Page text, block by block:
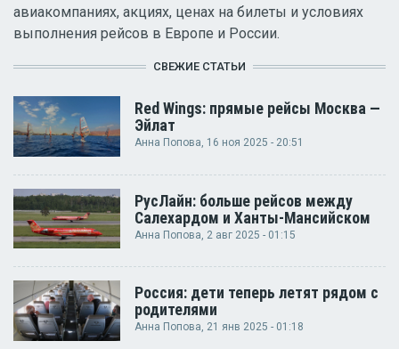
авиакомпаниях, акциях, ценах на билеты и условиях
выполнения рейсов в Европе и России.
СВЕЖИЕ СТАТЬИ
Red Wings: прямые рейсы Москва —
Эйлат
Анна Попова, 16 ноя 2025 - 20:51
РусЛайн: больше рейсов между
Салехардом и Ханты-Мансийском
Анна Попова , 2 авг 2025 - 01:15
Россия: дети теперь летят рядом с
родителями
Анна Попова, 21 янв 2025 - 01:18